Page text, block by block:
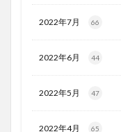
2022年7月 66
2022年6月 44
2022年5月 47
2022年4月 65